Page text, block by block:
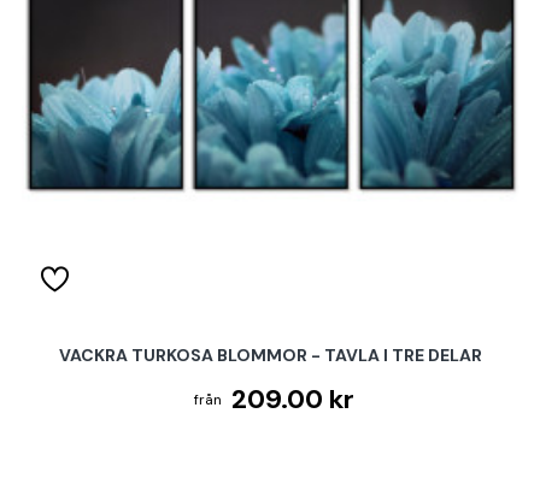
VACKRA TURKOSA BLOMMOR - TAVLA I TRE DELAR
209.00 kr